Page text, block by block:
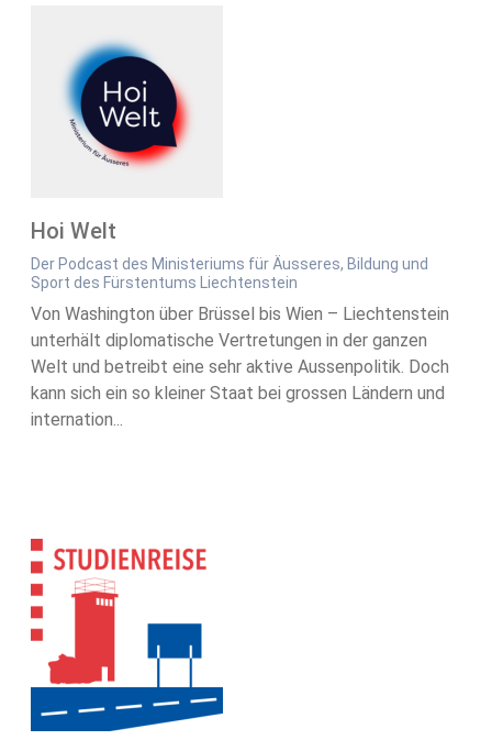
Hoi Welt
Der Podcast des Ministeriums für Äusseres, Bildung und
Sport des Fürstentums Liechtenstein
Von Washington über Brüssel bis Wien – Liechtenstein
unterhält diplomatische Vertretungen in der ganzen
Welt und betreibt eine sehr aktive Aussenpolitik. Doch
kann sich ein so kleiner Staat bei grossen Ländern und
internation...